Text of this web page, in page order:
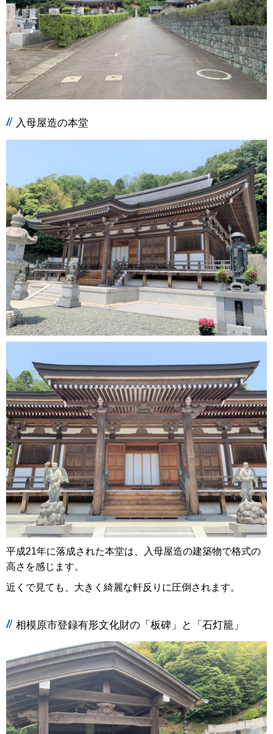
入母屋造の本堂
平成21年に落成された本堂は、入母屋造の建築物で格式の
高さを感じます。
近くで見ても、大きく綺麗な軒反りに圧倒されます。
相模原市登録有形文化財の「板碑」と「石灯籠」